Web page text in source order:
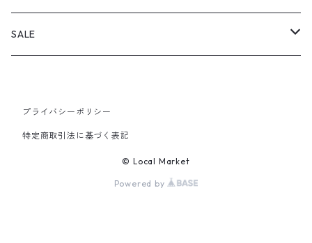
PANTS
SALE
PANTS
プライバシーポリシー
特定商取引法に基づく表記
© Local Market
Powered by